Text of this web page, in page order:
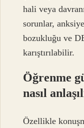
hali veya
sorunlar,
bozukluğu ve
karıştırılabilir.
Öğrenme
nasıl
Özellikle